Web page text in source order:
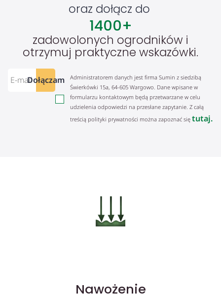
oraz dołącz do
zadowolonych ogrodników i
otrzymuj praktyczne wskazówki.
1400+
Dołączam
Administratorem danych jest firma Sumin z siedzibą
Świerkówki 15a, 64-605 Wargowo. Dane wpisane w
formularzu kontaktowym będą przetwarzane w celu
udzielenia odpowiedzi na przesłane zapytanie. Z całą
treścią polityki prywatności można zapoznać się tutaj.
Nawożenie